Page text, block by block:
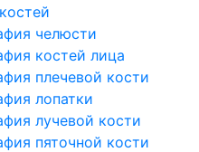
челюсти
костей лица
плечевой кости
лопатки
лучевой кости
пяточной кости